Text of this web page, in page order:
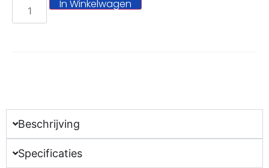
In Winkelwagen
Beschrijving
Specificaties